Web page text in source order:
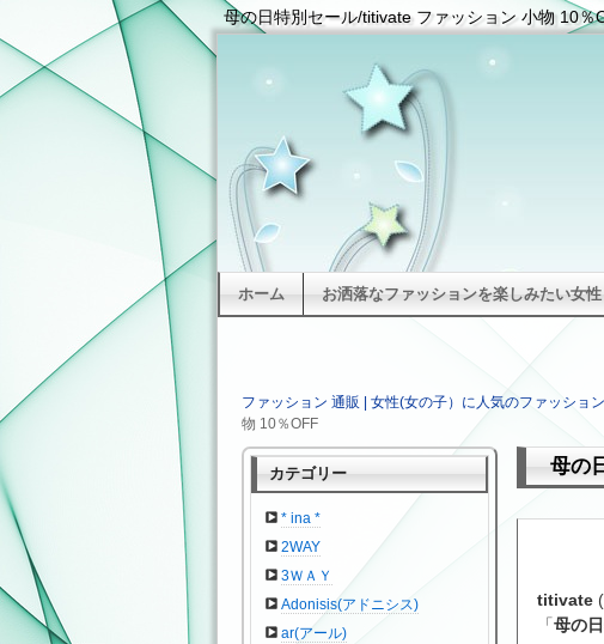
母の日特別セール/titivate ファッション 小物 10
ファッション 通販 | 女性(女の子）に人気のファッショ
物 10％OFF
母の
titivate (
「母の日
カテゴリー
* ina *
2WAY
3ＷＡＹ
Adonisis(アドニシス)
ar(アール)
ホーム お洒落なファッションを楽しみたい女